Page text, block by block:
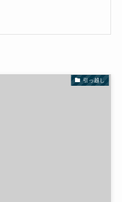
引っ越し